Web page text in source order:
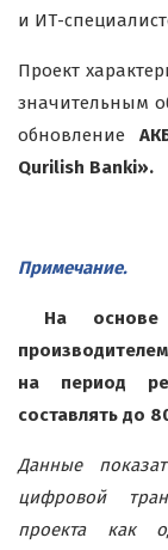
и ИТ-
Проект
значительным
обновление
Qurilish Banki».
Примечание.
На основе
на период
составлять до
Данные
цифровой
проекта как